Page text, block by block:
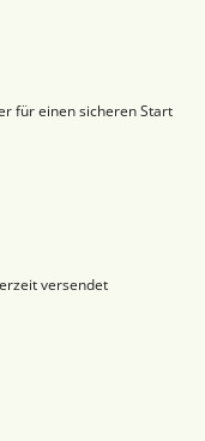
für einen sicheren Start
versendet